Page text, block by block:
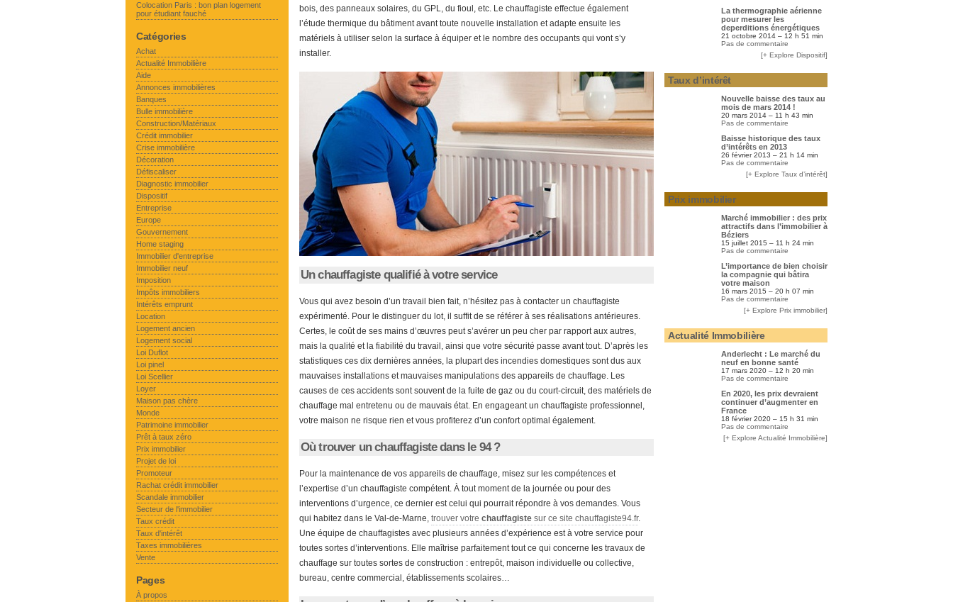
bois, des panneaux solaires, du GPL, du fioul, etc. Le chauffagiste effectue également
l’étude thermique du bâtiment avant toute nouvelle installation et adapte ensuite les
matériels à utiliser selon la surface à équiper et le nombre des occupants qui vont s’y
installer.
Un chauffagiste qualifié à votre service
Vous qui avez besoin d’un travail bien fait, n’hésitez pas à contacter un chauffagiste
expérimenté. Pour le distinguer du lot, il suffit de se référer à ses réalisations antérieures.
Certes, le coût de ses mains d’œuvres peut s’avérer un peu cher par rapport aux autres,
mais la qualité et la fiabilité du travail, ainsi que votre sécurité passe avant tout. D’après les
statistiques ces dix dernières années, la plupart des incendies domestiques sont dus aux
mauvaises installations et mauvaises manipulations des appareils de chauffage. Les
causes de ces accidents sont souvent de la fuite de gaz ou du court-circuit, des matériels de
chauffage mal entretenu ou de mauvais état. En engageant un chauffagiste professionnel,
votre maison ne risque rien et vous profiterez d’un confort optimal également.
Où trouver un chauffagiste dans le 94 ?
Pour la maintenance de vos appareils de chauffage, misez sur les compétences et
l’expertise d’un chauffagiste compétent. À tout moment de la journée ou pour des
interventions d’urgence, ce dernier est celui qui pourrait répondre à vos demandes. Vous
qui habitez dans le Val-de-Marne, trouver votre chauffagiste sur ce site chauffagiste94.fr.
Une équipe de chauffagistes avec plusieurs années d’expérience est à votre service pour
toutes sortes d’interventions. Elle maîtrise parfaitement tout ce qui concerne les travaux de
chauffage sur toutes sortes de construction : entrepôt, maison individuelle ou collective,
bureau, centre commercial, établissements scolaires…
Colocation Paris : bon plan logement
pour étudiant fauché
Catégories
Achat
Actualité Immobilière
Aide
Annonces immobilières
Banques
Bulle immobilière
Construction/Matériaux
Crédit immobilier
Crise immobilière
Décoration
Défiscaliser
Diagnostic immobilier
Dispositif
Entreprise
Europe
Gouvernement
Home staging
Immobilier d'entreprise
Immobilier neuf
Imposition
Impôts immobiliers
Intérêts emprunt
Location
Logement ancien
Logement social
Loi Duflot
Loi pinel
Loi Scellier
Loyer
Maison pas chère
Monde
Patrimoine immobilier
Prêt à taux zéro
Prix immobilier
Projet de loi
Promoteur
Rachat crédit immobilier
Scandale immobilier
Secteur de l'immobilier
Taux crédit
Taux d'intérêt
Taxes immobilières
Vente
Pages
À propos
La thermographie aérienne
pour mesurer les
deperditions énergétiques
21 octobre 2014 – 12 h 51 min
Pas de commentaire
[+ Explore Dispositif]
Taux d’intérêt
Nouvelle baisse des taux au
mois de mars 2014 !
20 mars 2014 – 11 h 43 min
Pas de commentaire
Baisse historique des taux
d’intérêts en 2013
26 février 2013 – 21 h 14 min
Pas de commentaire
[+ Explore Taux d’intérêt]
Prix immobilier
Marché immobilier : des prix
attractifs dans l’immobilier à
Béziers
15 juillet 2015 – 11 h 24 min
Pas de commentaire
L’importance de bien choisir
la compagnie qui bâtira
votre maison
16 mars 2015 – 20 h 07 min
Pas de commentaire
[+ Explore Prix immobilier]
Actualité Immobilière
Anderlecht : Le marché du
neuf en bonne santé
17 mars 2020 – 12 h 20 min
Pas de commentaire
En 2020, les prix devraient
continuer d’augmenter en
France
18 février 2020 – 15 h 31 min
Pas de commentaire
[+ Explore Actualité Immobilière]